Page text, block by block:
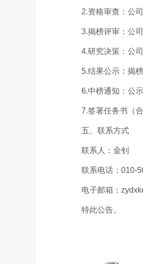
2.资格审查：公
3.揭榜评审：公
4.研究决策：公
5.结果公示：揭
6.中榜通知：公
7.签署任务书（
五、联系方式
联系人：金钊
联系电话：010-
电子邮箱：
特此公告。